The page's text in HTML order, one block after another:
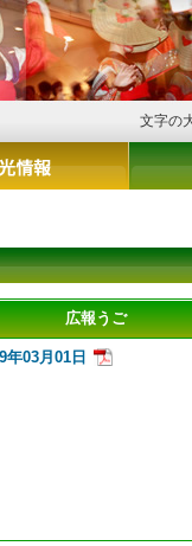
文字の
広報うご